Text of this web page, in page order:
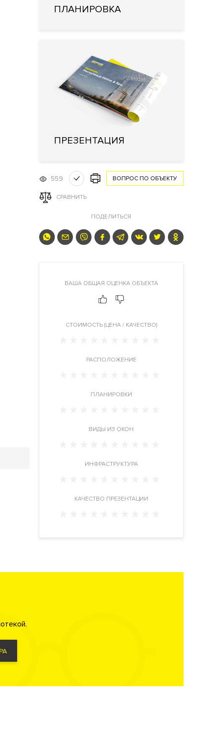
ПЛАНИРОВКА
ПРЕЗЕНТАЦИЯ
559 ВОПРОС ПО ОБЪЕКТУ
СРАВНИТЬ
ПОДЕЛИТЬСЯ
ВАША ОБЩАЯ ОЦЕНКА ОБЪЕКТА
CТОИМОСТЬ (ЦЕНА / КАЧЕСТВО)
РАСПОЛОЖЕНИЕ
ПЛАНИРОВКИ
ВИДЫ ИЗ ОКОН
ИНФРАСТРУКТУРА
КАЧЕСТВО ПРЕЗЕНТАЦИИ